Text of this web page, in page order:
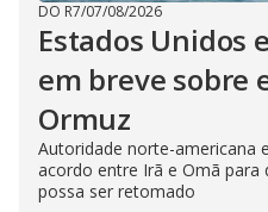
DO R7/07/08/2026
Estados Unidos
em breve sobre
Ormuz
Autoridade norte-americana
acordo entre Irã e Omã
possa ser retomado